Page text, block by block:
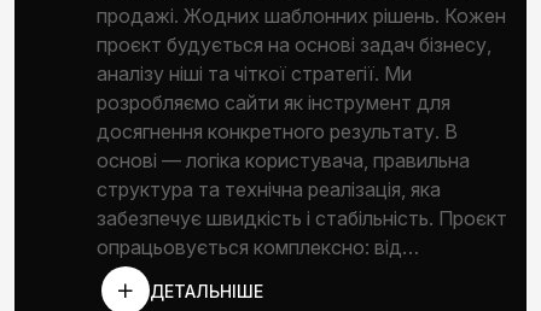
продажі. Жодних шаблонних рішень. Кожен
проєкт будується на основі задач бізнесу,
аналізу ніші та чіткої стратегії. Ми
розробляємо сайти як інструмент для
досягнення конкретного результату. В
основі — логіка користувача, правильна
структура та технічна реалізація, яка
забезпечує швидкість і стабільність. Проєкт
опрацьовується комплексно: від…
ДЕТАЛЬНІШЕ